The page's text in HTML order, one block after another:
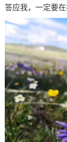
答应我，一定要